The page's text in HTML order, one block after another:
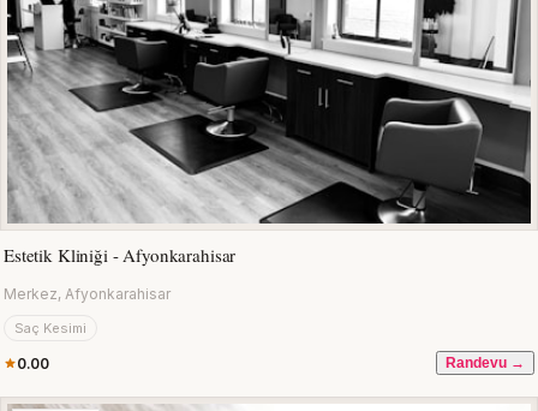
Estetik Kliniği - Afyonkarahisar
Merkez, Afyonkarahisar
Saç Kesimi
0.00 Randevu →